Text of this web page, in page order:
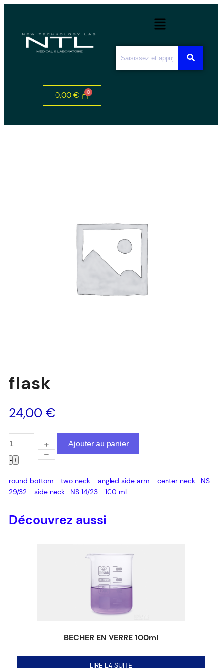
0,00 €
flask
24,00 €
- +
Ajouter au panier
round bottom - two neck - angled side arm - center neck : NS
29/32 - side neck : NS 14/23 - 100 ml
Découvrez aussi
BECHER EN VERRE 100ml
LIRE LA SUITE